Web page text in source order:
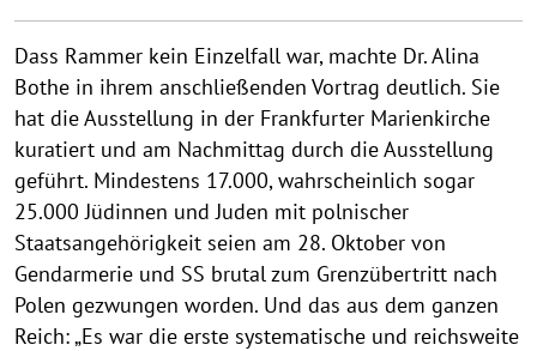
Dass Rammer kein Einzelfall war, machte Dr. Alina
Bothe in ihrem anschließenden Vortrag deutlich. Sie
hat die Ausstellung in der Frankfurter Marienkirche
kuratiert und am Nachmittag durch die Ausstellung
geführt. Mindestens 17.000, wahrscheinlich sogar
25.000 Jüdinnen und Juden mit polnischer
Staatsangehörigkeit seien am 28. Oktober von
Gendarmerie und SS brutal zum Grenzübertritt nach
Polen gezwungen worden. Und das aus dem ganzen
Reich: „Es war die erste systematische und reichsweite